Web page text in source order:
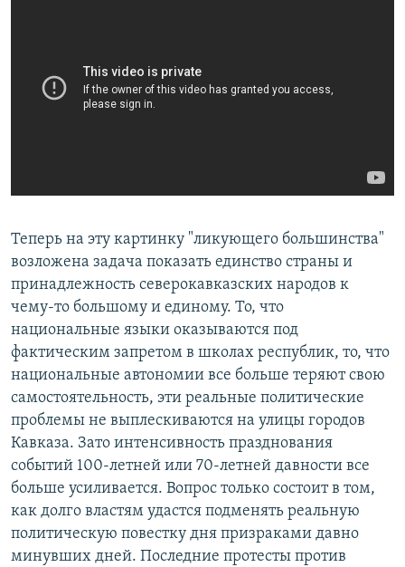
Теперь на эту картинку "ликующего большинства"
возложена задача показать единство страны и
принадлежность северокавказских народов к
чему-то большому и единому. То, что
национальные языки оказываются под
фактическим запретом в школах республик, то, что
национальные автономии все больше теряют свою
самостоятельность, эти реальные политические
проблемы не выплескиваются на улицы городов
Кавказа. Зато интенсивность празднования
событий 100-летней или 70-летней давности все
больше усиливается. Вопрос только состоит в том,
как долго властям удастся подменять реальную
политическую повестку дня призраками давно
минувших дней. Последние протесты против